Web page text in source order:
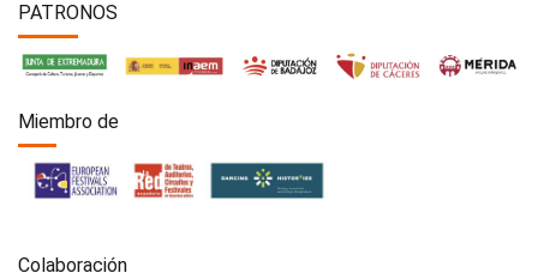
PATRONOS
Miembro de
Colaboración